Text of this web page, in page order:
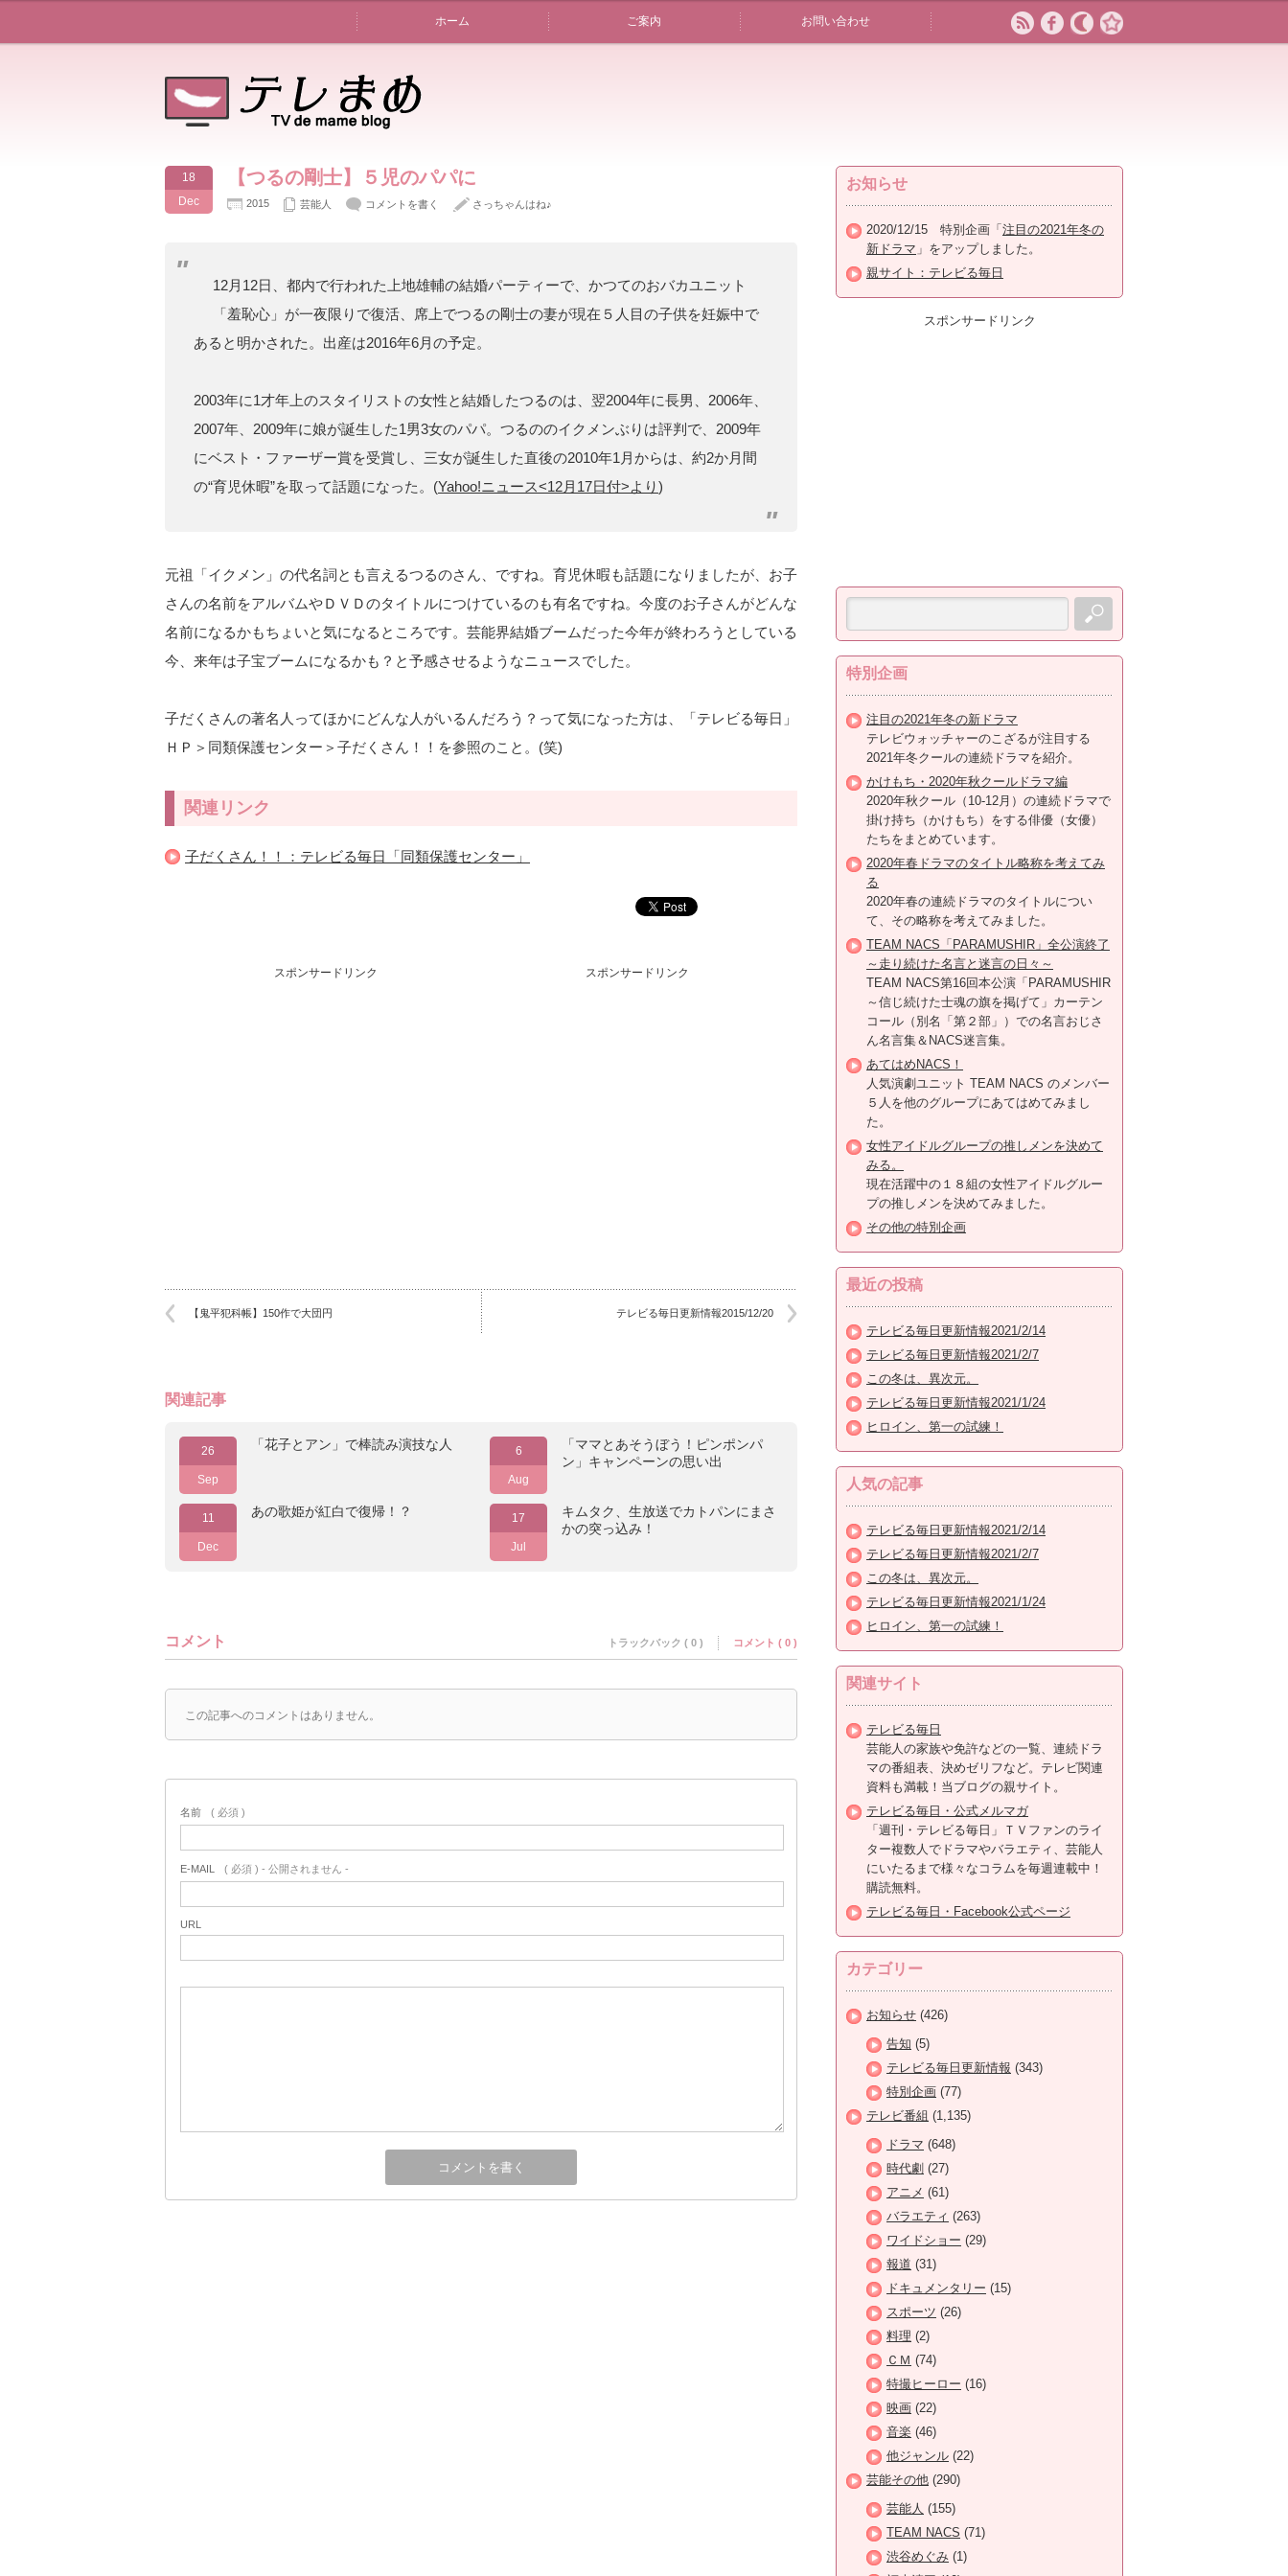
ホーム ご案内 お問い合わせ
18
Dec
【つるの剛士】５児のパパに
2015 芸能人 コメントを書く さっちゃんはね♪
12月12日、都内で行われた上地雄輔の結婚パーティーで、かつてのおバカユニット
「羞恥心」が一夜限りで復活、席上でつるの剛士の妻が現在５人目の子供を妊娠中で
あると明かされた。出産は2016年6月の予定。
2003年に1才年上のスタイリストの女性と結婚したつるのは、翌2004年に長男、2006年、
2007年、2009年に娘が誕生した1男3女のパパ。つるののイクメンぶりは評判で、2009年
にベスト・ファーザー賞を受賞し、三女が誕生した直後の2010年1月からは、約2か月間
の“育児休暇”を取って話題になった。(Yahoo!ニュース<12月17日付>より)
元祖「イクメン」の代名詞とも言えるつるのさん、ですね。育児休暇も話題になりましたが、お子
さんの名前をアルバムやＤＶＤのタイトルにつけているのも有名ですね。今度のお子さんがどんな
名前になるかもちょいと気になるところです。芸能界結婚ブームだった今年が終わろうとしている
今、来年は子宝ブームになるかも？と予感させるようなニュースでした。
子だくさんの著名人ってほかにどんな人がいるんだろう？って気になった方は、「テレビる毎日」
ＨＰ＞同類保護センター＞子だくさん！！を参照のこと。(笑)
関連リンク
子だくさん！！：テレビる毎日「同類保護センター」
スポンサードリンク スポンサードリンク
【鬼平犯科帳】150作で大団円 テレビる毎日更新情報2015/12/20
関連記事
26
Sep
「花子とアン」で棒読み演技な人 6
Aug
「ママとあそうぼう！ピンポンパ
ン」キャンペーンの思い出
11
Dec
あの歌姫が紅白で復帰！？ 17
Jul
キムタク、生放送でカトパンにまさ
かの突っ込み！
コメント トラックバック ( 0 ) コメント ( 0 )
この記事へのコメントはありません。
名前 ( 必須 )
E-MAIL ( 必須 ) - 公開されません -
URL
お知らせ
2020/12/15 特別企画「 注目の2021年冬の
新ドラマ 」をアップしました。
親サイト：テレビる毎日
スポンサードリンク
特別企画
注目の2021年冬の新ドラマ
テレビウォッチャーのこざるが注目する
2021年冬クールの連続ドラマを紹介。
かけもち・2020年秋クールドラマ編
2020年秋クール（10-12月）の連続ドラマで
掛け持ち（かけもち）をする俳優（女優）
たちをまとめています。
2020年春ドラマのタイトル略称を考えてみ
る
2020年春の連続ドラマのタイトルについ
て、その略称を考えてみました。
TEAM NACS「PARAMUSHIR」全公演終了
～走り続けた名言と迷言の日々～
TEAM NACS第16回本公演「PARAMUSHIR
～信じ続けた士魂の旗を掲げて」カーテン
コール（別名「第２部」）での名言おじさ
ん名言集＆NACS迷言集。
あてはめNACS！
人気演劇ユニット TEAM NACS のメンバー
５人を他のグループにあてはめてみまし
た。
女性アイドルグループの推しメンを決めて
みる。
現在活躍中の１８組の女性アイドルグルー
プの推しメンを決めてみました。
その他の特別企画
最近の投稿
テレビる毎日更新情報2021/2/14
テレビる毎日更新情報2021/2/7
この冬は、異次元。
テレビる毎日更新情報2021/1/24
ヒロイン、第一の試練！
人気の記事
テレビる毎日更新情報2021/2/14
テレビる毎日更新情報2021/2/7
この冬は、異次元。
テレビる毎日更新情報2021/1/24
ヒロイン、第一の試練！
関連サイト
テレビる毎日
芸能人の家族や免許などの一覧、連続ドラ
マの番組表、決めゼリフなど。テレビ関連
資料も満載！当ブログの親サイト。
テレビる毎日・公式メルマガ
「週刊・テレビる毎日」ＴＶファンのライ
ター複数人でドラマやバラエティ、芸能人
にいたるまで様々なコラムを毎週連載中！
購読無料。
テレビる毎日・Facebook公式ページ
カテゴリー
お知らせ (426)
告知 (5)
テレビる毎日更新情報 (343)
特別企画 (77)
テレビ番組 (1,135)
ドラマ (648)
時代劇 (27)
アニメ (61)
バラエティ (263)
ワイドショー (29)
報道 (31)
ドキュメンタリー (15)
スポーツ (26)
料理 (2)
ＣＭ (74)
特撮ヒーロー (16)
映画 (22)
音楽 (46)
他ジャンル (22)
芸能その他 (290)
芸能人 (155)
TEAM NACS (71)
渋谷めぐみ (1)